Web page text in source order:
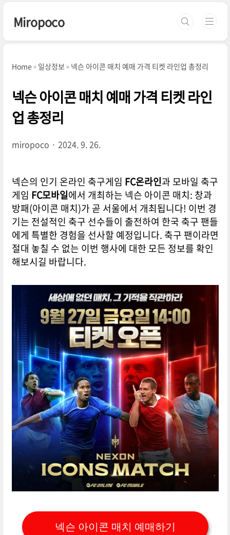
Miropoco
Home 일상정보 넥슨 아이콘 매치 예매 가격 티켓 라인업 총정리
넥슨 아이콘 매치 예매 가격 티켓 라인
업 총정리
miropoco 2024. 9. 26.
넥슨의 인기 온라인 축구게임 FC온라인과 모바일 축구
게임 FC모바일에서 개최하는 넥슨 아이콘 매치: 창과
방패(아이콘 매치)가 곧 서울에서 개최됩니다! 이번 경
기는 전설적인 축구 선수들이 출전하여 한국 축구 팬들
에게 특별한 경험을 선사할 예정입니다. 축구 팬이라면
절대 놓칠 수 없는 이번 행사에 대한 모든 정보를 확인
해보시길 바랍니다.
넥슨 아이콘 매치 예매하기